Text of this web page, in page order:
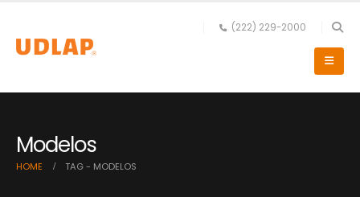
(222) 229-2000
Modelos
HOME TAG - MODELOS